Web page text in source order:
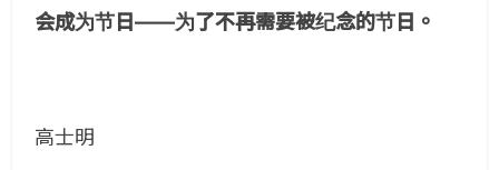
会成为节日——为了不再需要被纪念的节日。
高士明